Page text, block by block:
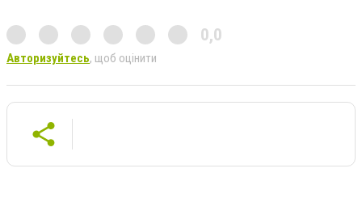
0,0
Авторизуйтесь, щоб оцінити